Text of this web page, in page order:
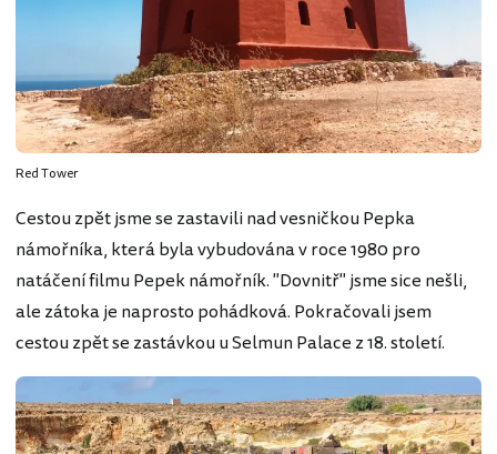
Red Tower
Cestou zpět jsme se zastavili nad vesničkou Pepka
námořníka, která byla vybudována v roce 1980 pro
natáčení filmu Pepek námořník. "Dovnitř" jsme sice nešli,
ale zátoka je naprosto pohádková. Pokračovali jsem
cestou zpět se zastávkou u Selmun Palace z 18. století.